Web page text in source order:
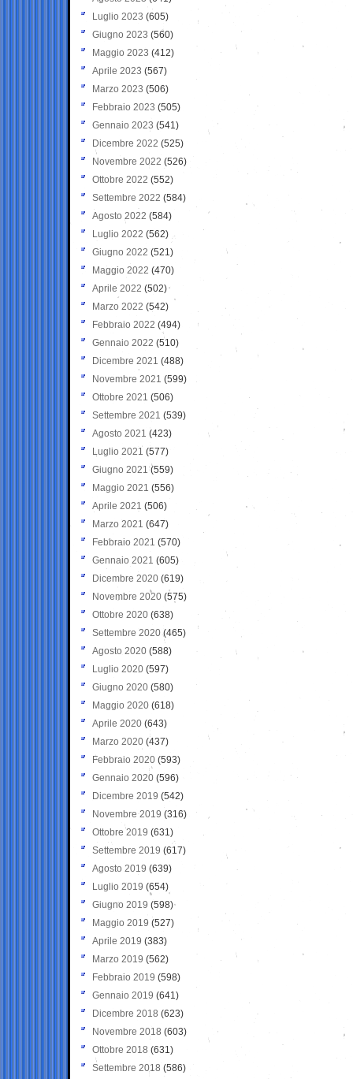
Luglio 2023 (605)
Giugno 2023 (560)
Maggio 2023 (412)
Aprile 2023 (567)
Marzo 2023 (506)
Febbraio 2023 (505)
Gennaio 2023 (541)
Dicembre 2022 (525)
Novembre 2022 (526)
Ottobre 2022 (552)
Settembre 2022 (584)
Agosto 2022 (584)
Luglio 2022 (562)
Giugno 2022 (521)
Maggio 2022 (470)
Aprile 2022 (502)
Marzo 2022 (542)
Febbraio 2022 (494)
Gennaio 2022 (510)
Dicembre 2021 (488)
Novembre 2021 (599)
Ottobre 2021 (506)
Settembre 2021 (539)
Agosto 2021 (423)
Luglio 2021 (577)
Giugno 2021(559)
Maggio 2021 (556)
Aprile 2021 (506)
Marzo 2021 (647)
Febbraio 2021 (570)
Gennaio 2021 (605)
Dicembre 2020 (619)
Novembre 2020 (575)
Ottobre 2020 (638)
Settembre 2020(465)
Agosto 2020 (588)
Luglio 2020 (597)
Giugno 2020 (580)
Maggio 2020 (618)
Aprile 2020 (643)
Marzo 2020 (437)
Febbraio 2020 (593)
Gennaio 2020 (596)
Dicembre 2019 (542)
Novembre 2019 (316)
Ottobre 2019 (631)
Settembre 2019 (617)
Agosto 2019 (639)
Luglio 2019 (654)
Giugno 2019 (598)
Maggio 2019 (527)
Aprile 2019 (383)
Marzo 2019 (562)
Febbraio 2019 (598)
Gennaio 2019 (641)
Dicembre 2018 (623)
Novembre 2018 (603)
Ottobre 2018 (631)
Settembre 2018 (586)